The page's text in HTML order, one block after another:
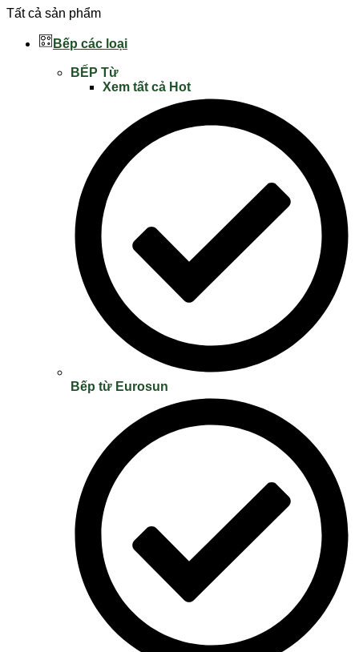
Tất cả sản phẩm
Bếp các loại
BẾP Từ
Xem tất cả Hot
Bếp từ Eurosun